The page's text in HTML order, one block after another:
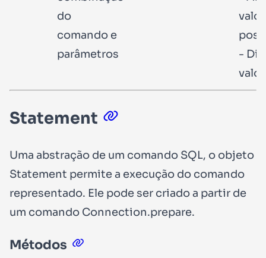
do
comando e
parâmetros
-
Statement
Uma abstração de um comando SQL, o objeto
Statement permite a execução do comando
representado. Ele pode ser criado a partir de
um comando Connection.prepare.
Métodos